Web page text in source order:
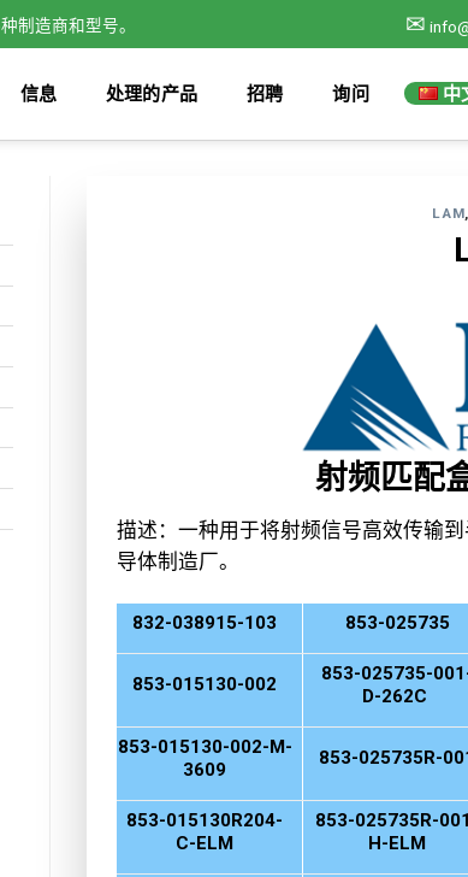
制造商和型号。 ✉
信息 处理的产品 招聘 询问 中
LAM
射频匹配
描述：一种用于将射频信号高效传输
导体制造厂。
832-038915-103 853-025735
853-015130-002
853-025735-
D-262C
853-015130-002-M-
3609
853-025735R-
853-015130R204-
C-ELM
853-025735R-
H-ELM